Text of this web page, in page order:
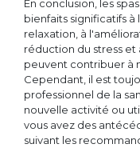
En conclusion, les
bienfaits significatifs à
relaxation, à
réduction du stress et
peuvent contribuer à
Cependant, il est
professionnel de la
nouvelle activité ou
vous avez des
suivant les